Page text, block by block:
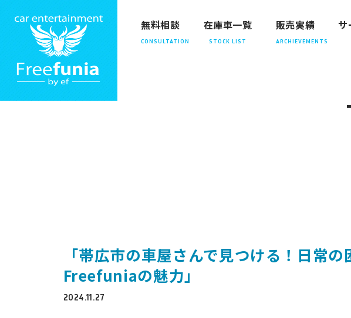
無料相談 在庫車一覧 販売実績 サ
「帯広市の車屋さんで見つける！日常
Freefuniaの魅力」
2024.11.27